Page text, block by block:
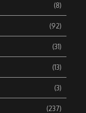
(8)
(92)
(31)
(13)
(3)
(237)